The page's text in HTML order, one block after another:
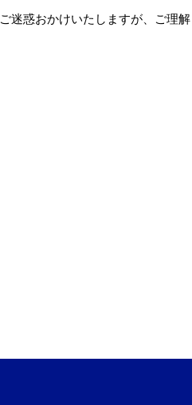
ご迷惑おかけいたしますが、ご理